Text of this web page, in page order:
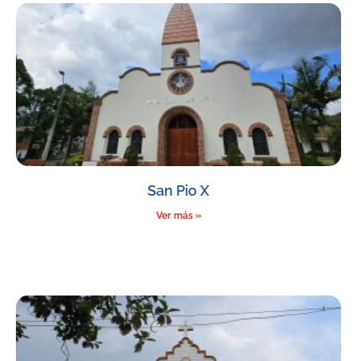
San Pio X
Ver más »